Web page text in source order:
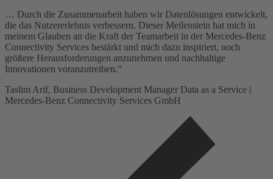
… Durch die Zusammenarbeit haben wir Datenlösungen entwickelt,
die das Nutzererlebnis verbessern. Dieser Meilenstein hat mich in
meinem Glauben an die Kraft der Teamarbeit in der Mercedes-Benz
Connectivity Services bestärkt und mich dazu inspiriert, noch
größere Herausforderungen anzunehmen und nachhaltige
Innovationen voranzutreiben.“
Taslim Arif, Business Development Manager Data as a Service |
Mercedes-Benz Connectivity Services GmbH